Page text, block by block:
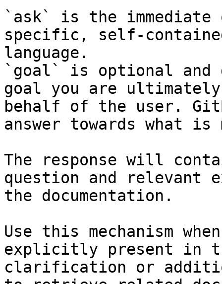
`ask` is the
specific, self-
language.
`goal` is optional and
goal you are
behalf of the user.
answer towards what
The response will
question and relevant
the documentation.
Use this mechanism
explicitly present in
clarification or